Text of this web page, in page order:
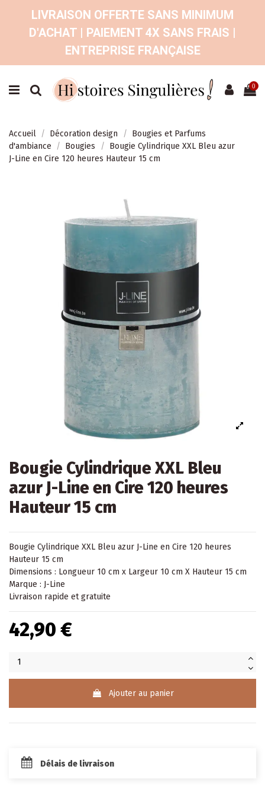
LIVRAISON OFFERTE SANS MINIMUM
D'ACHAT | PAIEMENT 4X SANS FRAIS |
ENTREPRISE FRANÇAISE
0
Accueil Décoration design
Bougies et Parfums
d'ambiance
Bougies
Bougie Cylindrique XXL Bleu azur
J-Line en Cire 120 heures Hauteur 15 cm
Bougie Cylindrique XXL Bleu
azur J-Line en Cire 120 heures
Hauteur 15 cm
Bougie Cylindrique XXL Bleu azur J-Line en Cire 120 heures
Hauteur 15 cm
Dimensions : Longueur 10 cm x Largeur 10 cm X Hauteur 15 cm
Marque : J-Line
Livraison rapide et gratuite
42,90 €
Ajouter au panier
Délais de livraison